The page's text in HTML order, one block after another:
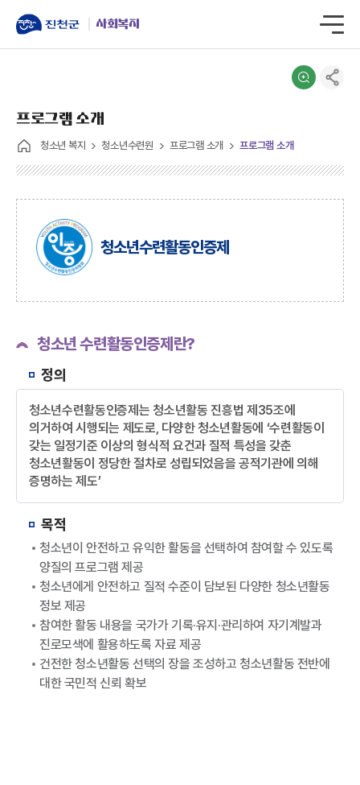
사회복지
청소년 복지 청소년수련원 프로그램 소개 프로그램 소개
프로그램 소개
청소년수련활동인증제
청소년 수련활동인증제란?
정의
청소년수련활동인증제는 청소년활동 진흥법 제35조에
의거하여 시행되는 제도로, 다양한 청소년활동에 ‘수련활동이
갖는 일정기준 이상의 형식적 요건과 질적 특성을 갖춘
청소년활동이 정당한 절차로 성립되었음을 공적기관에 의해
증명하는 제도’
목적
청소년이 안전하고 유익한 활동을 선택하여 참여할 수 있도록
양질의 프로그램 제공
청소년에게 안전하고 질적 수준이 담보된 다양한 청소년활동
정보 제공
참여한 활동 내용을 국가가 기록·유지·관리하여 자기계발과
진로모색에 활용하도록 자료 제공
건전한 청소년활동 선택의 장을 조성하고 청소년활동 전반에
대한 국민적 신뢰 확보